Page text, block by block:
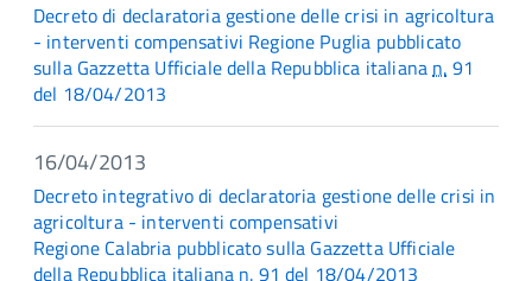
Decreto di declaratoria gestione delle crisi in agricoltura
- interventi compensativi Regione Puglia pubblicato
sulla Gazzetta Ufficiale della Repubblica italianan. 91
del 18/04/2013
16/04/2013
Decreto integrativo di declaratoria gestione delle crisi in
agricoltura - interventi compensativi
Regione Calabria pubblicato sulla Gazzetta Ufficiale
della Repubblica italiana n. 91 del 18/04/2013